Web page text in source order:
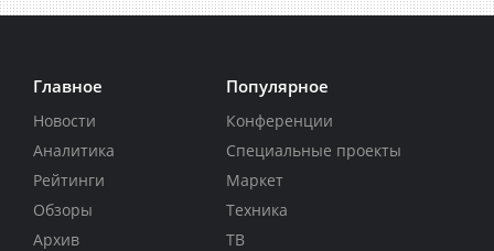
Главное
Новости
Аналитика
Рейтинги
Обзоры
Архив
Популярное
Конференции
Специальные проекты
Маркет
Техника
ТВ